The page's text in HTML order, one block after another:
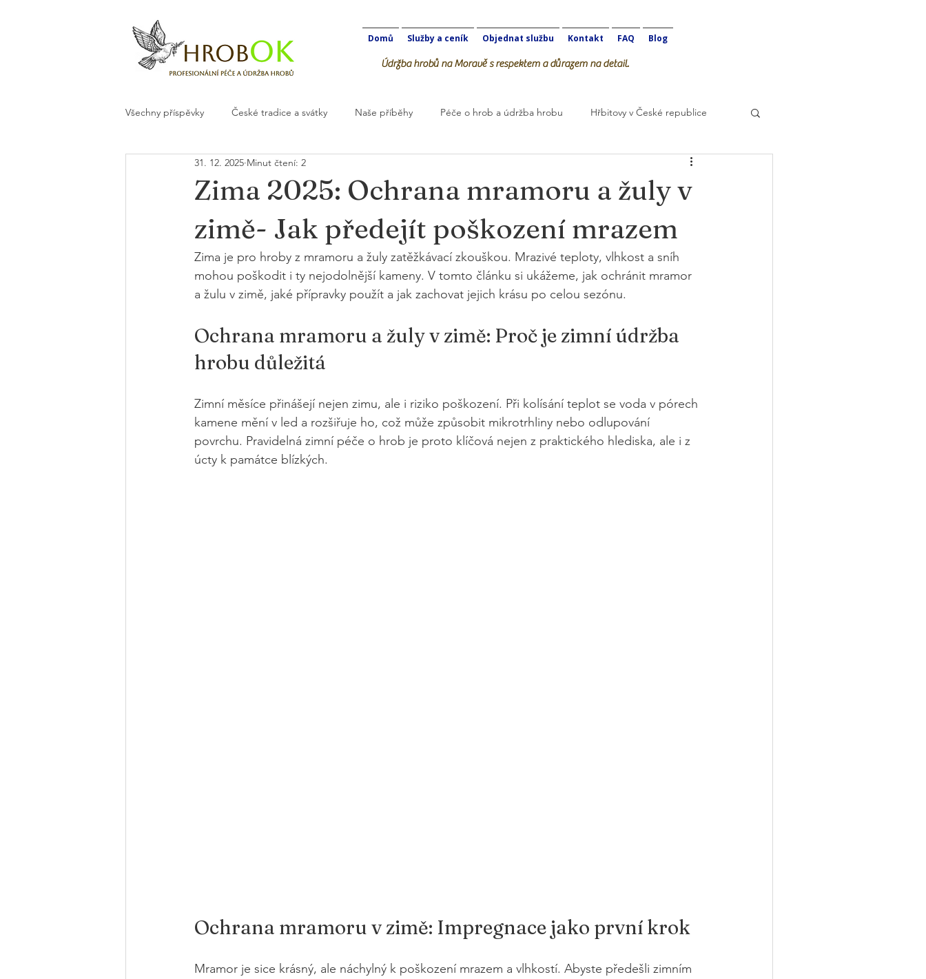
Domů Služby a ceník Objednat službu Kontakt FAQ Blog
Údržba hrobů na Moravě s respektem a důrazem na detail.
Všechny příspěvky České tradice a svátky Naše příběhy Péče o hrob a údržba hrobu Hřbitovy v České republice
Květiny a dekorace na hrob HrobOK
Zima 2025: Ochrana mramoru a žuly v
zimě- Jak předejít poškození mrazem
31. 12. 2025 Minut čtení: 2
Zima je pro hroby z mramoru a žuly zatěžkávací zkouškou. Mrazivé teploty, vlhkost a sníh
mohou poškodit i ty nejodolnější kameny. V tomto článku si ukážeme, jak ochránit mramor
a žulu v zimě, jaké přípravky použít a jak zachovat jejich krásu po celou sezónu.
Ochrana mramoru a žuly v zimě: Proč je zimní údržba
hrobu důležitá
Zimní měsíce přinášejí nejen zimu, ale i riziko poškození. Při kolísání teplot se voda v pórech
kamene mění v led a rozšiřuje ho, což může způsobit mikrotrhliny nebo odlupování
povrchu. Pravidelná zimní péče o hrob je proto klíčová nejen z praktického hlediska, ale i z
úcty k památce blízkých.
Ochrana mramoru v zimě: Impregnace jako první krok
Mramor je sice krásný, ale náchylný k poškození mrazem a vlhkostí. Abyste předešli zimním